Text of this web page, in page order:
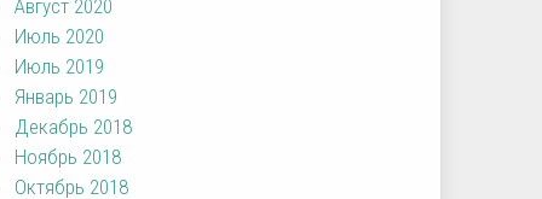
Август 2020
Июль 2020
Июль 2019
Январь 2019
Декабрь 2018
Ноябрь 2018
Октябрь 2018